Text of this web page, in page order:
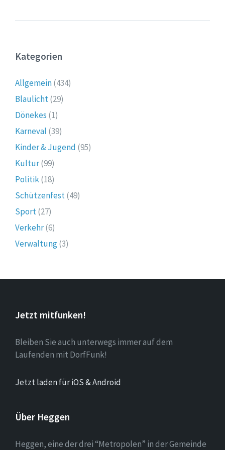
Kategorien
Allgemein(434)
Blaulicht(29)
Dönekes (1)
Karneval (39)
Kinder & Jugend (95)
Kultur(99)
Politik(18)
Schützenfest(49)
Sport(27)
Verkehr(6)
Verwaltung(3)
Jetzt mitfunken!
Bleiben Sie auch unterwegs immer auf dem
Laufenden mit DorfFunk!
Jetzt laden für iOS & Android
Über Heggen
Heggen, eine der drei “Metropolen” in der Gemeinde